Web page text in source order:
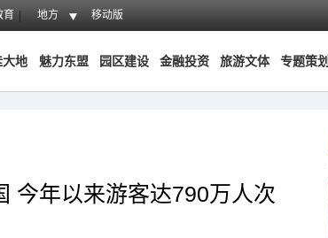
育 地方 移动版
大地 魅力东盟 园区建设 金融投资 旅游文体 专题策划
今年以来游客达790万人次